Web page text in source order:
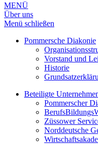
MENÜ
Über uns
Menü schließen
Pommersche Diakonie
Vorstand und
Historie
Beteiligte
Pommerscher
Züssower
Norddeutsche